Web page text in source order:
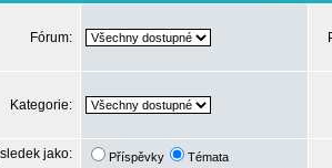
Fórum:
Kategorie:
jako: Příspěvky Témata